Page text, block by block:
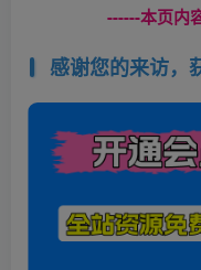
------本页内
感谢您的来访，